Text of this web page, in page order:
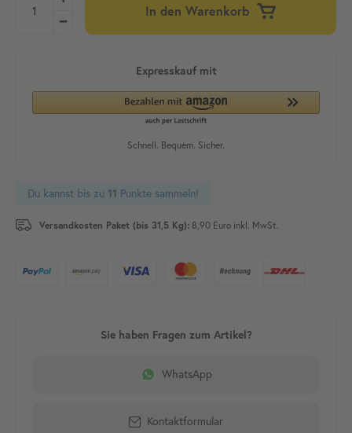
In den Warenkorb
Du kannst bis zu 11 Punkte sammeln!
Versandkosten Paket (bis 31,5 Kg): 8,90 Euro inkl. MwSt.
WhatsApp
Kontaktformular